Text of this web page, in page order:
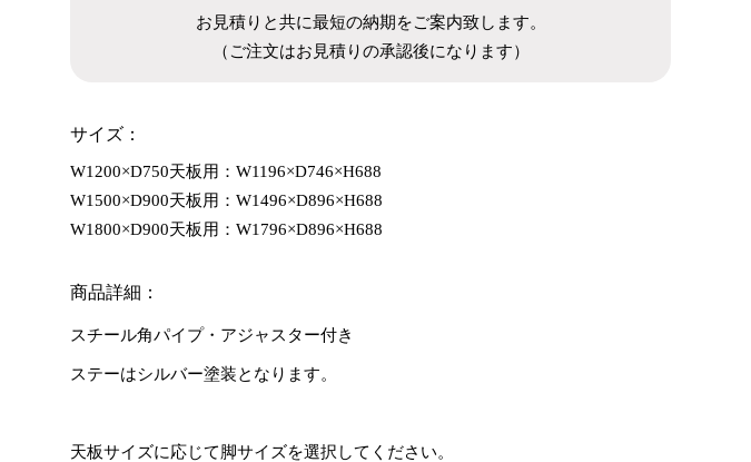
お見積りと共に最短の納期をご案内致します。
（ご注文はお見積りの承認後になります）
サイズ：
W1200×D750天板用：W1196×D746×H688
W1500×D900天板用：W1496×D896×H688
W1800×D900天板用：W1796×D896×H688
商品詳細：
スチール角パイプ・アジャスター付き
ステーはシルバー塗装となります。
天板サイズに応じて脚サイズを選択してください。